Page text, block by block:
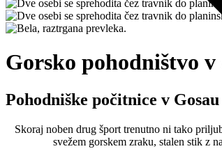
Gorsko pohodništvo
Pohodniške počitnice v Gosau
Skoraj noben drug šport trenutno ni tako
svežem gorskem zraku, stalen stik z